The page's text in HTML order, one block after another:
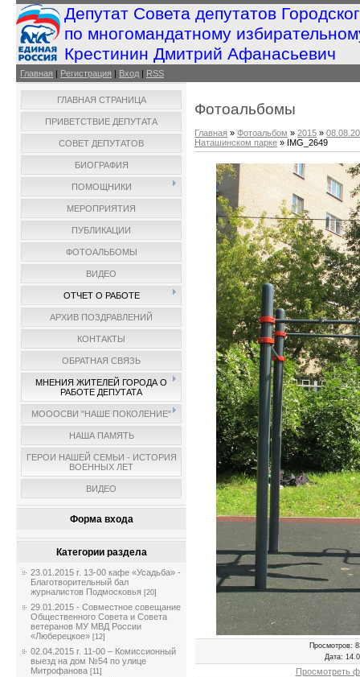
Депутат Совета депутатов
по многомандатному
Крестинин Дмитрий Афанасьевич
Главная | Регистрация | Вход | RSS
ГЛАВНАЯ СТРАНИЦА
ПРИВЕТСТВИЕ ДЕПУТАТА
СОВЕТ ДЕПУТАТОВ
БИОГРАФИЯ
ПОМОЩНИКИ
МЕРОПРИЯТИЯ
ПУБЛИКАЦИИ
ФОТОАЛЬБОМЫ
ВИДЕО
ОТЧЕТ О РАБОТЕ
АРХИВ ПОЗДРАВЛЕНИЙ
КОНТАКТЫ
ОБРАТНАЯ СВЯЗЬ
МНЕНИЯ ЖИТЕЛЕЙ ГОРОДА О
РАБОТЕ ДЕПУТАТА
МОООСВИ "НАШЕ ПОКОЛЕНИЕ"
НАША ПАМЯТЬ
ГЕРОИ НАШЕЙ СЕМЬИ - ИСТОРИЯ
ВОЕННЫХ ЛЕТ
ВИДЕО
Форма входа
Категории раздела
23.01.2015 г. 13-00 кафе «Усадьба» -
Благотворительный бал
журналистов Подмосковья [20]
29.01.2015 - Совместное совещание
Общественного Совета и Совета
ветеранов МУ МВД России
«Люберецкое» [12]
02.04.2015 г. 11-00 – Комиссионный
выезд на дом №54 по улице
Митрофанова [11]
Фотоальбомы
Главная » Фотоальбом » 2015 »
Наташинском парке » IMG_2649
Просмотров:
Дата:
Просмотреть